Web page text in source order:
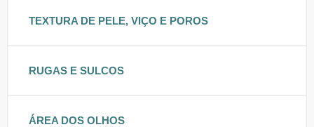
TEXTURA DE PELE, VIÇO E POROS
RUGAS E SULCOS
ÁREA DOS OLHOS